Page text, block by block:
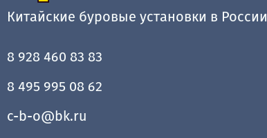
Китайские буровые установки в России
8 928 460 83 83
8 495 995 08 62
c-b-o@bk.ru